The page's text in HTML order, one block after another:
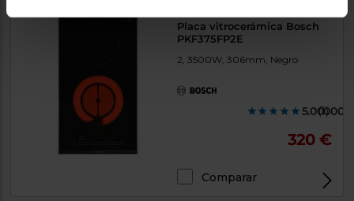
Placa vitrocerámica Bosch
PKF375FP2E
2, 3500W, 306mm, Negro
(1)
320 €
Comparar